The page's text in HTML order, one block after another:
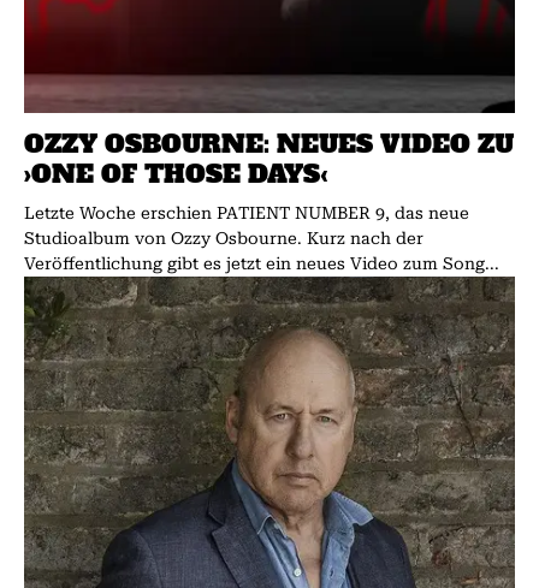
OZZY OSBOURNE: NEUES VIDEO ZU
›ONE OF THOSE DAYS‹
Letzte Woche erschien PATIENT NUMBER 9, das neue
Studioalbum von Ozzy Osbourne. Kurz nach der
Veröffentlichung gibt es jetzt ein neues Video zum Song...